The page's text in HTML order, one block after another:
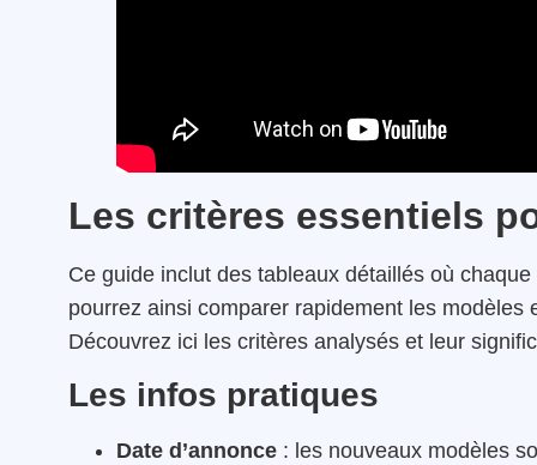
Les critères essentiels
Ce guide inclut des tableaux détaillés où
pourrez ainsi comparer rapidement les
Découvrez ici les critères analysés et leur
Les infos pratiques
Date d’annonce : les nouveaux modèles